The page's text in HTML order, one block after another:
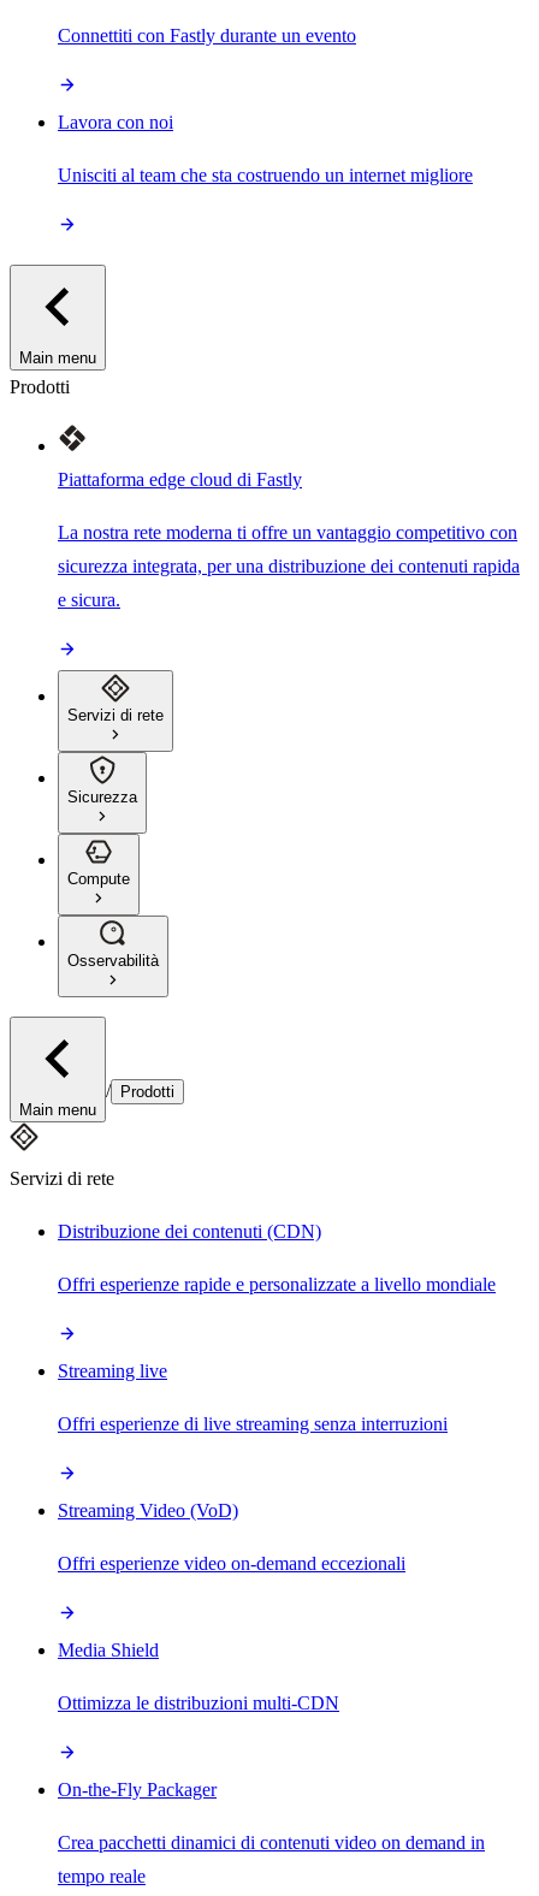
Connettiti con Fastly durante un evento
Lavora con noi
Unisciti al team che sta costruendo un internet migliore
Main menu
Prodotti
Piattaforma edge cloud di Fastly
La nostra rete moderna ti offre un vantaggio competitivo con
sicurezza integrata, per una distribuzione dei contenuti rapida
e sicura.
Servizi di rete
Sicurezza
Compute
Osservabilità
Main menu
/ Prodotti
Servizi di rete
Distribuzione dei contenuti (CDN)
Offri esperienze rapide e personalizzate a livello mondiale
Streaming live
Offri esperienze di live streaming senza interruzioni
Streaming Video (VoD)
Offri esperienze video on-demand eccezionali
Media Shield
Ottimizza le distribuzioni multi-CDN
On-the-Fly Packager
Crea pacchetti dinamici di contenuti video on demand in
tempo reale